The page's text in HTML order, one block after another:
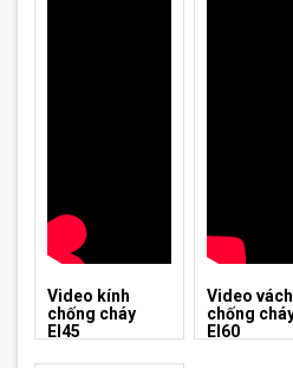
Video kính
chống cháy
EI45
Video
chống
EI60